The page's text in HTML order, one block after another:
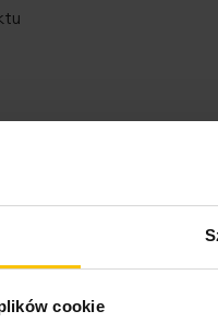
cookie
Opinie o